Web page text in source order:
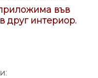
във
друг интериор.